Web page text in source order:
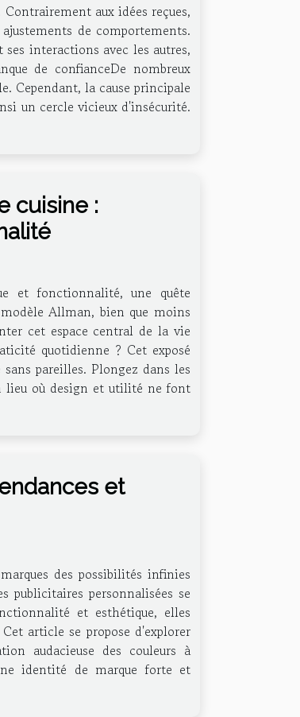
aux idées reçues,
de comportements.
interactions avec les autres,
de confianceDe nombreux
Cependant, la cause principale
un cercle vicieux d'insécurité.
cuisine :
et fonctionnalité, une quête
Allman, bien que moins
cet espace central de la vie
quotidienne ? Cet exposé
pareilles. Plongez dans les
lieu où design et utilité ne font
et
des possibilités infinies
personnalisées se
et esthétique, elles
article se propose d'explorer
audacieuse des couleurs à
identité de marque forte et